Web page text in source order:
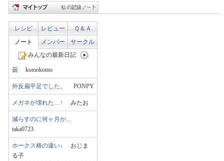
レシピ レビュー
Ｑ＆Ａ
ノート
メンバー
サークル
みんなの最新日記
曇 komokomo
外反扁平足でした。 PONPY
メガネが壊れた…↑ みたお
減らすのに何ヶ月か...
taka0723
ホークス格の違い↓ おじま
る子